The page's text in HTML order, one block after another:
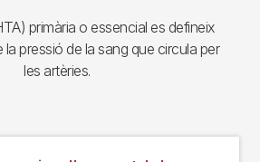
primària o essencial es defineix
la pressió de la sang que circula per
les artèries.